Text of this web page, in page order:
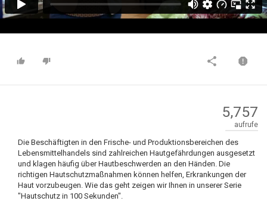
5,757
aufrufe
Die Beschäftigten in den Frische- und Produktionsbereichen des
Lebensmittelhandels sind zahlreichen Hautgefährdungen ausgesetzt
und klagen häufig über Hautbeschwerden an den Händen. Die
richtigen Hautschutzmaßnahmen können helfen, Erkrankungen der
Haut vorzubeugen. Wie das geht zeigen wir Ihnen in unserer Serie
"Hautschutz in 100 Sekunden".